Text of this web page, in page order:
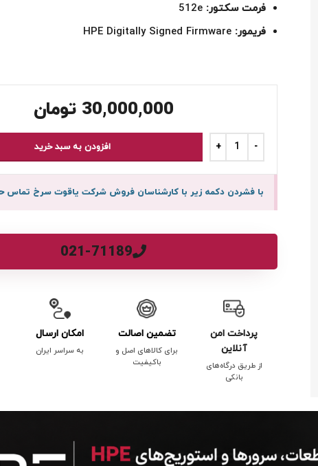
فرمت سکتور:
فریمور: HPE Digitally Signed Firmware
30,000,000 تومان
افزودن به سبد خرید
با فشردن دکمه زیر با کارشناسان فروش شرکت یاقوت سرخ تماس
021-71189
پرداخت امن
آنلاین
از طریق درگاه‌های
بانکی
تضمین اصالت
برای کالاهای اصل و
باکیفیت
امکان ارسال
به سراسر ایران